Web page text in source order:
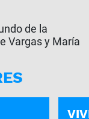
de la
Vargas y María